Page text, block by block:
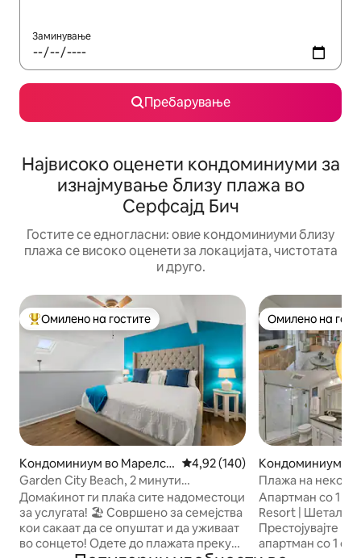
Заминување
Пребарување
Највисоко оценети кондоминиуми за
изнајмување близу плажа во
Серфсајд Бич
Гостите се едногласни: овие кондоминиуми близу
плажа се високо оценети за локацијата, чистотата
и друго.
Меѓу најуспешните „Омилени на гостите“
Омилено на гостите
Кондоминиум во Марелс
Инлет
Просечна оцена: 4,92 од 5,
4,92 (140)
Garden City Beach, 2 минути
пешачење, со базен и паркинг
Домаќинот ги плаќа сите надоместоци
за услугата! 🏖️ Совршено за семејства
кои сакаат да се опуштат и да уживаат
во сонцето! Одете до плажата преку
Омилено на
Омилено на
Кондоминиум во
ч
Плажа на
шеталиште |
заливот
Апартман со 1
Resort |
Престојувајте во
апартман со 1